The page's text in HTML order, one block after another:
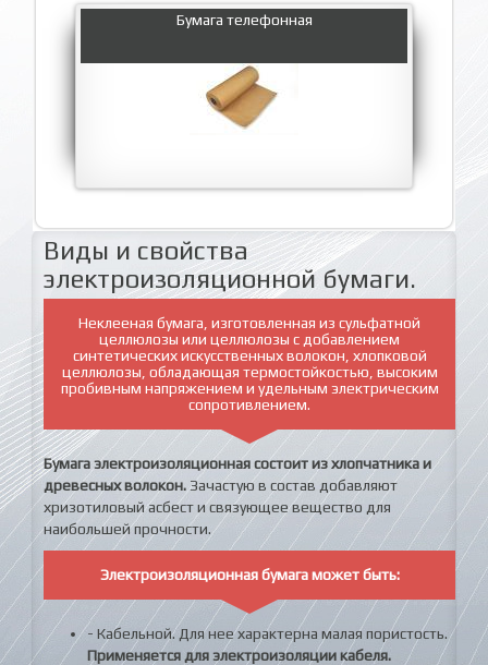
Бумага телефонная
Виды и свойства
электроизоляционной бумаги.
Неклееная бумага, изготовленная из сульфатной
целлюлозы или целлюлозы с добавлением
синтетических искусственных волокон, хлопковой
целлюлозы, обладающая термостойкостью, высоким
пробивным напряжением и удельным электрическим
сопротивлением.
Бумага электроизоляционная состоит из хлопчатника и
древесных волокон.Зачастую в состав добавляют
хризотиловый асбест и связующее вещество для
наибольшей прочности.
Электроизоляционная бумага может быть:
- Кабельной. Для нее характерна малая пористость.
Применяется для электроизоляции кабеля.